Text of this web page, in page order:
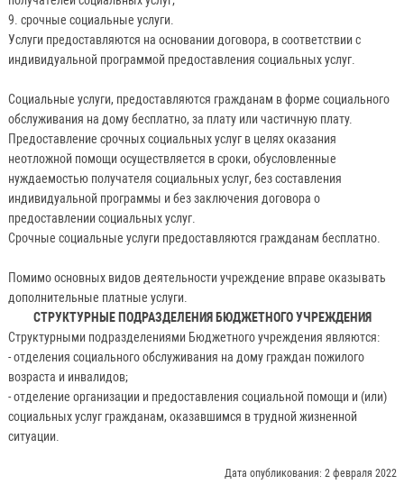
9. срочные социальные услуги.
Услуги предоставляются на основании договора, в соответствии с
индивидуальной программой предоставления социальных услуг.
Социальные услуги, предоставляются гражданам в форме социального
обслуживания на дому бесплатно, за плату или частичную плату.
Предоставление срочных социальных услуг в целях оказания
неотложной помощи осуществляется в сроки, обусловленные
нуждаемостью получателя социальных услуг, без составления
индивидуальной программы и без заключения договора о
предоставлении социальных услуг.
Срочные социальные услуги предоставляются гражданам бесплатно.
Помимо основных видов деятельности учреждение вправе оказывать
дополнительные платные услуги.
СТРУКТУРНЫЕ ПОДРАЗДЕЛЕНИЯ БЮДЖЕТНОГО УЧРЕЖДЕНИЯ
Структурными подразделениями Бюджетного учреждения являются:
- отделения социального обслуживания на дому граждан пожилого
возраста и инвалидов;
- отделение организации и предоставления социальной помощи и (или)
социальных услуг гражданам, оказавшимся в трудной жизненной
ситуации.
Дата опубликования: 2 февраля 2022